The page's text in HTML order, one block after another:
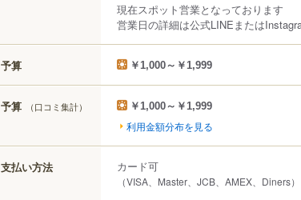
現在スポット営業となっております
営業日の詳細は公式LINEまたは
予算 ￥1,000～￥1,999
予算 （口コミ集計） ￥1,000～￥1,999
利用金額分布を見る
支払い方法 カード可
（VISA、Master、JCB、AMEX、Diners）